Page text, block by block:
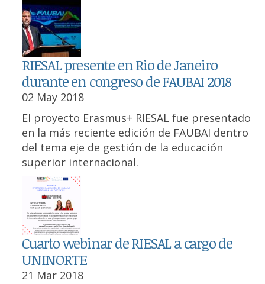
RIESAL presente en Rio de Janeiro
durante en congreso de FAUBAI 2018
02 May 2018
El proyecto Erasmus+ RIESAL fue presentado
en la más reciente edición de FAUBAI dentro
del tema eje de gestión de la educación
superior internacional.
Cuarto webinar de RIESAL a cargo de
UNINORTE
21 Mar 2018